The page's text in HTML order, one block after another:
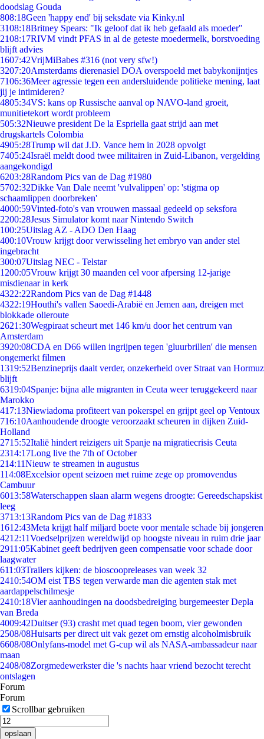
doodslag Gouda
808:18Geen 'happy end' bij seksdate via Kinky.nl
3108:18Britney Spears: "Ik geloof dat ik heb gefaald als moeder"
2108:17RIVM vindt PFAS in al de geteste moedermelk, borstvoeding
blijft advies
1607:42VrijMiBabes #316 (not very sfw!)
3207:20Amsterdams dierenasiel DOA overspoeld met babykonijntjes
7106:36Meer agressie tegen een andersluidende politieke mening, laat
jij je intimideren?
4805:34VS: kans op Russische aanval op NAVO-land groeit,
munitietekort wordt probleem
505:32Nieuwe president De la Espriella gaat strijd aan met
drugskartels Colombia
4905:28Trump wil dat J.D. Vance hem in 2028 opvolgt
7405:24Israël meldt dood twee militairen in Zuid-Libanon, vergelding
aangekondigd
6203:28Random Pics van de Dag #1980
5702:32Dikke Van Dale neemt 'vulvalippen' op: 'stigma op
schaamlippen doorbreken'
4000:59Vinted-foto's van vrouwen massaal gedeeld op seksfora
2200:28Jesus Simulator komt naar Nintendo Switch
100:25Uitslag AZ - ADO Den Haag
400:10Vrouw krijgt door verwisseling het embryo van ander stel
ingebracht
300:07Uitslag NEC - Telstar
1200:05Vrouw krijgt 30 maanden cel voor afpersing 12-jarige
misdienaar in kerk
4322:22Random Pics van de Dag #1448
4322:19Houthi's vallen Saoedi-Arabië en Jemen aan, dreigen met
blokkade olieroute
2621:30Wegpiraat scheurt met 146 km/u door het centrum van
Amsterdam
3920:08CDA en D66 willen ingrijpen tegen 'gluurbrillen' die mensen
ongemerkt filmen
1319:52Benzineprijs daalt verder, onzekerheid over Straat van Hormuz
blijft
6319:04Spanje: bijna alle migranten in Ceuta weer teruggekeerd naar
Marokko
417:13Niewiadoma profiteert van pokerspel en grijpt geel op Ventoux
716:10Aanhoudende droogte veroorzaakt scheuren in dijken Zuid-
Holland
2715:52Italië hindert reizigers uit Spanje na migratiecrisis Ceuta
2314:17Long live the 7th of October
214:11Nieuw te streamen in augustus
114:08Excelsior opent seizoen met ruime zege op promovendus
Cambuur
6013:58Waterschappen slaan alarm wegens droogte: Gereedschapskist
leeg
3713:13Random Pics van de Dag #1833
1612:43Meta krijgt half miljard boete voor mentale schade bij jongeren
4212:11Voedselprijzen wereldwijd op hoogste niveau in ruim drie jaar
2911:05Kabinet geeft bedrijven geen compensatie voor schade door
laagwater
611:03Trailers kijken: de bioscoopreleases van week 32
2410:54OM eist TBS tegen verwarde man die agenten stak met
aardappelschilmesje
2410:18Vier aanhoudingen na doodsbedreiging burgemeester Depla
van Breda
4009:42Duitser (93) crasht met quad tegen boom, vier gewonden
2508/08Huisarts per direct uit vak gezet om ernstig alcoholmisbruik
6608/08Onlyfans-model met G-cup wil als NASA-ambassadeur naar
maan
2408/08Zorgmedewerkster die 's nachts haar vriend bezocht terecht
ontslagen
Forum
Forum
Scrollbar gebruiken
opslaan